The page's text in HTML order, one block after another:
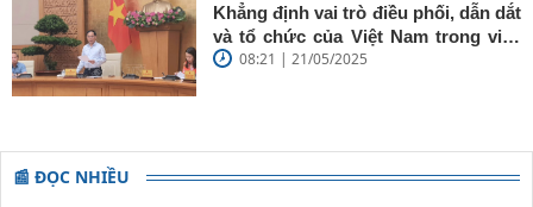
Khẳng định vai trò điều phối, dẫn dắt
và tổ chức của Việt Nam trong việc
đề cao chủ nghĩa đa phương, đoàn
08:21 | 21/05/2025
📰 ĐỌC NHIỀU